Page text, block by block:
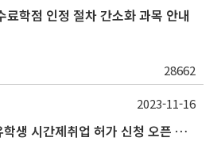
료학점 인정 절차 간소화 과목 안내
28662
학생정보시스템 내 유학생 시간제취업 허가 신청 오픈 안내
2023-11-16